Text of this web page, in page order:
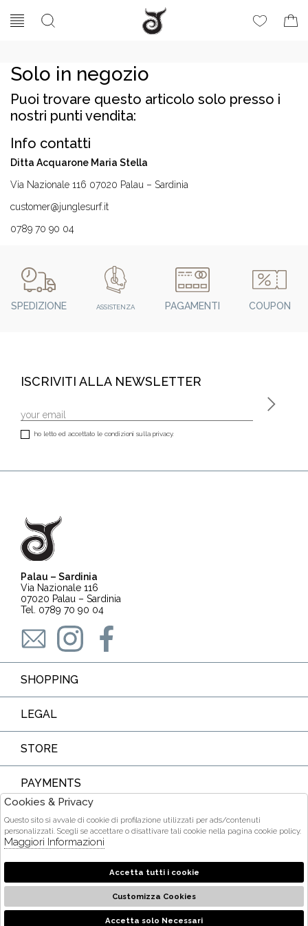
Solo in negozio
Puoi trovare questo articolo solo presso i
nostri punti vendita:
Info contatti
Ditta Acquarone Maria Stella
Via Nazionale 116 07020 Palau – Sardinia
customer@junglesurf.it
0789 70 90 04
SPEDIZIONE ASSISTENZA PAGAMENTI COUPON
ISCRIVITI ALLA NEWSLETTER
ho letto ed accettato le condizioni sulla privacy.
Palau – Sardinia
Via Nazionale 116
07020 Palau – Sardinia
Tel. 0789 70 90 04
SHOPPING
LEGAL
STORE
PAYMENTS
2026 Ditta Acquarone Maria Stella - P.iva : 01375840905 Powered
Atelier società Gruppo Zucchetti
Cookies & Privacy
Questo sito si avvale di cookie di profilazione utilizzati per ads/contenuti
personalizzati. Scegli se accettare o disattivare tali cookie nella pagina cookie policy.
Maggiori Informazioni
Accetta tutti i cookie
Customizza Cookies
Accetta solo Necessari